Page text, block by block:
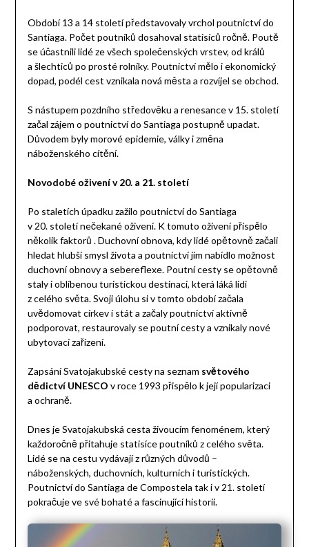
Období 13 a 14 století představovaly vrchol poutnictví do
Santiaga. Počet poutníků dosahoval statisíců ročně. Poutě
se účastnili lidé ze všech společenských vrstev, od králů
a šlechticů po prosté rolníky. Poutnictví mělo i ekonomický
dopad, podél cest vznikala nová města a rozvíjel se obchod.
S nástupem pozdního středověku a renesance v 15. století
začal zájem o poutnictví do Santiaga postupně upadat.
Důvodem byly morové epidemie, války i změna
náboženského cítění.
Novodobé oživení v 20. a 21. století
Po staletích úpadku zažilo poutnictví do Santiaga
v 20. století nečekané oživení. K tomuto oživení přispělo
několik faktorů . Duchovní obnova, kdy lidé opětovně začali
hledat hlubší smysl života a poutnictví jim nabídlo možnost
duchovní obnovy a sebereflexe. Poutní cesty se opětovně
staly i oblíbenou turistickou destinací, která láká lidi
z celého světa. Svoji úlohu si v tomto období začala
uvědomovat církev i stát a začaly poutnictví aktivně
podporovat, restaurovaly se poutní cesty a vznikaly nové
ubytovací zařízení.
Zapsání Svatojakubské cesty na seznam světového
dědictví UNESCO v roce 1993 přispělo k její popularizaci
a ochraně.
Dnes je Svatojakubská cesta živoucím fenoménem, který
každoročně přitahuje statisíce poutníků z celého světa.
Lidé se na cestu vydávají z různých důvodů –
náboženských, duchovních, kulturních i turistických.
Poutnictví do Santiaga de Compostela tak i v 21. století
pokračuje ve své bohaté a fascinující historii.